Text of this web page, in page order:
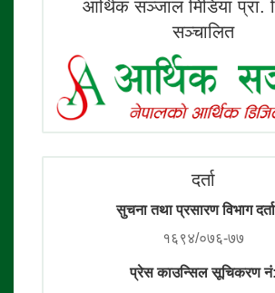
आर्थिक सञ्जाल मिडिया प्रा.
सञ्चालित
दर्ता
सुचना तथा प्रसारण विभाग
१६९४/०७६-७७
प्रेस काउन्सिल सूचिकरण नं: